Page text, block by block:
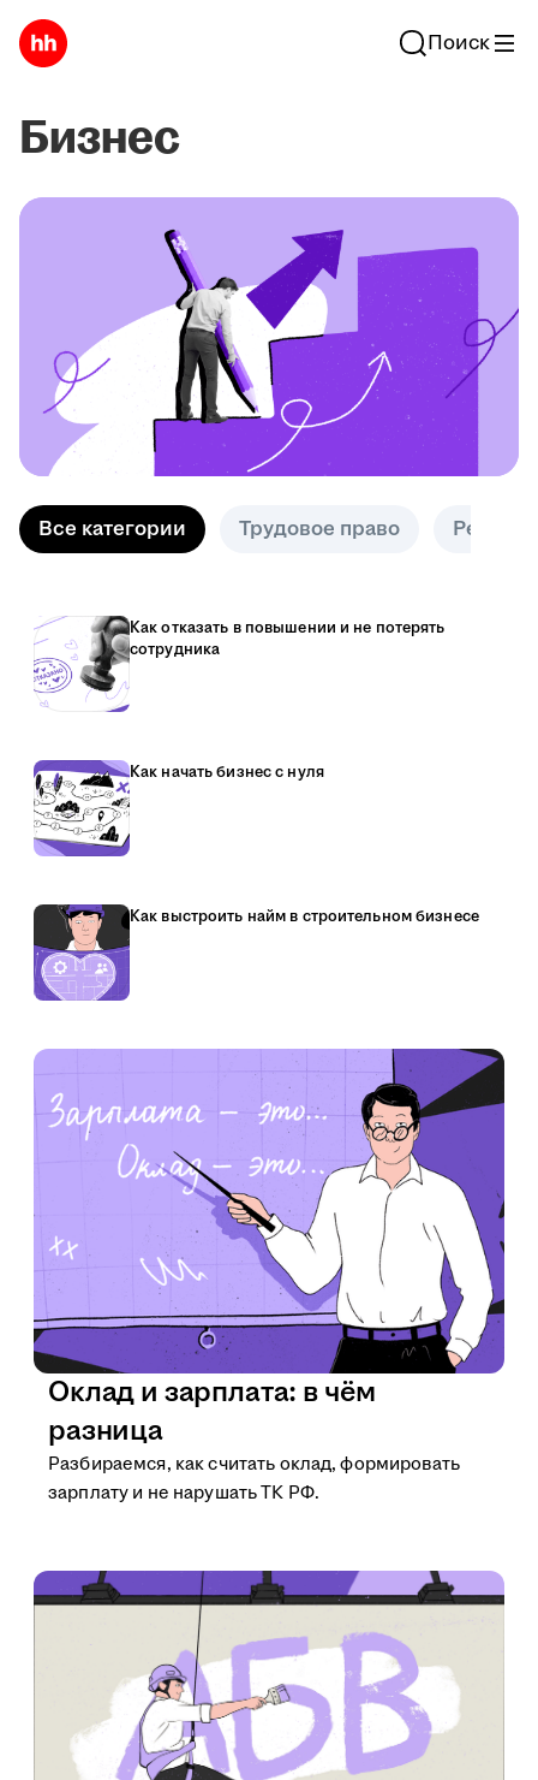
Поиск
Бизнес
Все категории Трудовое право
Как отказать в повышении и не потерять
сотрудника
Как начать бизнес с нуля
Как выстроить найм в строительном бизнесе
Оклад и зарплата: в чём
разница
Разбираемся, как считать оклад, формировать
зарплату и не нарушать ТК РФ.